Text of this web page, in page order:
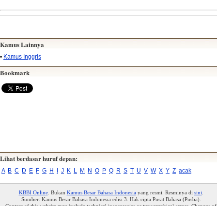
Kamus Lainnya
• Kamus Inggris
Bookmark
Lihat berdasar huruf depan:
A B C D E F G H J K L M N O P Q R S T U V W X Y Z acak
KBBI Online. Bukan Kamus Besar Bahasa Indonesiayang resmi. Resminya di sini.
Sumber: Kamus Besar Bahasa Indonesia edisi 3. Hak cipta Pusat Bahasa (Pusba).